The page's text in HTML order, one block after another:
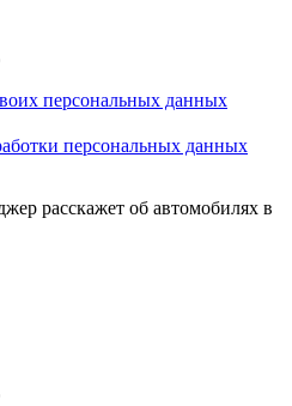
персональных данных
персональных данных
расскажет об автомобилях в